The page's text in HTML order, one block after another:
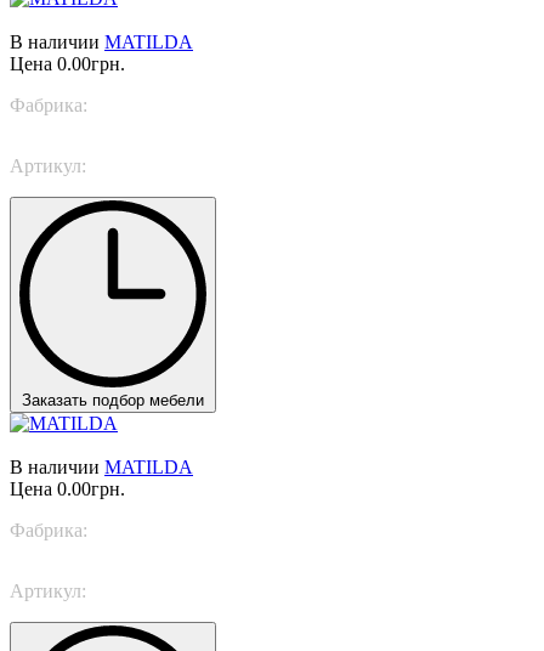
В наличии MATILDA
Цена 0.00грн.
Фабрика:
Артикул:
Заказать подбор мебели
В наличии MATILDA
Цена 0.00грн.
Фабрика:
Артикул: